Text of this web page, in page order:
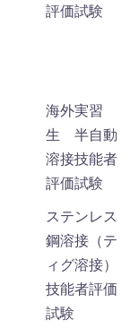
評価試験
海外実習
生 半自動
溶接技能者
評価試験
ステンレス
鋼溶接（テ
ィグ溶接）
技能者評価
試験